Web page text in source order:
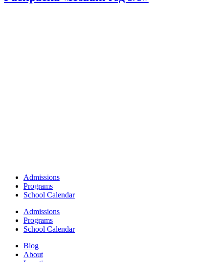
Admissions
Programs
School Calendar
Admissions
Programs
School Calendar
Blog
About